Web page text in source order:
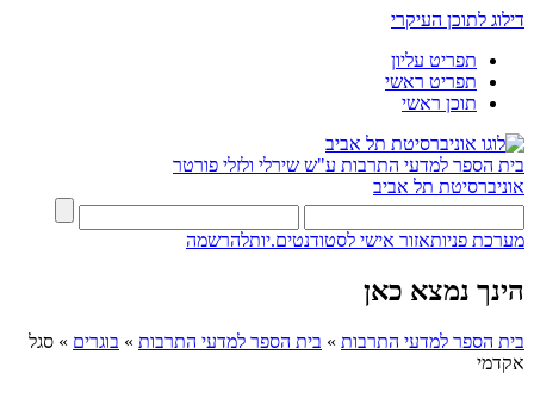
דילוג לתוכן העיקרי
תפריט עליון
תפריט ראשי
תוכן ראשי
בית הספר למדעי התרבות ע"ש שירלי ולזלי פורטר
אוניברסיטת תל אביב
מערכת פניותאזור אישי לסטודנטים.יותלהרשמה
הינך נמצא כאן
בית הספר למדעי התרבות » בית הספר למדעי התרבות » בוגרים » סגל
אקדמי